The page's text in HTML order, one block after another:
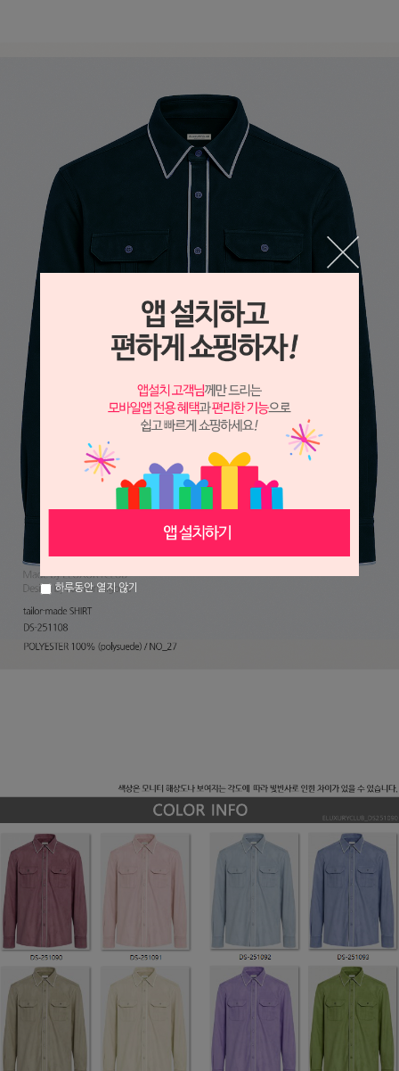
하루동안 열지 않기